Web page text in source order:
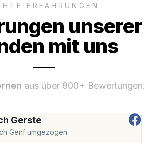
ERFAHRUNGEN
unserer
mit uns
aus über 800+ Bewertungen.
Gerste
Genf umgezogen